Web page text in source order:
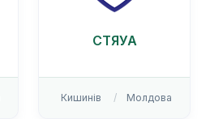
СТЯУА
Кишинів Молдова